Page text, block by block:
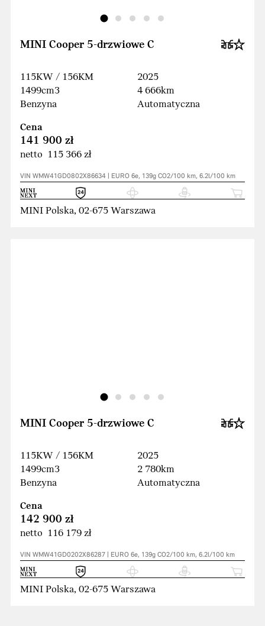
MINI Cooper 5-drzwiowe C
115KW / 156KM
1499cm3
Benzyna
2025
4 666km
Automatyczna
Cena
141 900 zł
netto 115 366 zł
VIN WMW41GD0802X86634 | EURO 6e, 139g CO2/100 km, 6.2l/100 km
MINI Polska, 02-675 Warszawa
MINI Cooper 5-drzwiowe C
115KW / 156KM
1499cm3
Benzyna
2025
2 780km
Automatyczna
Cena
142 900 zł
netto 116 179 zł
VIN WMW41GD0202X86287 | EURO 6e, 139g CO2/100 km, 6.2l/100 km
MINI Polska, 02-675 Warszawa